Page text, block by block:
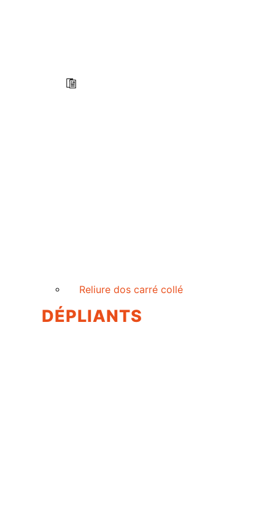
Reliure dos carré collé
DÉPLIANTS